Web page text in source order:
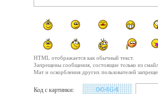
HTML отображается как обычный текст.
Запрещены сообщения, состоящие только из
Мат и оскорбления других пользователей
Код с картинки: